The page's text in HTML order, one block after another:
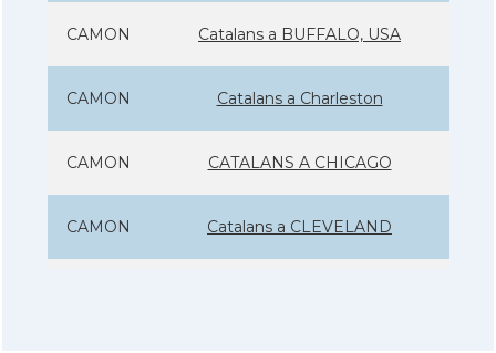
CAMON Catalans a BUFFALO, USA
CAMON Catalans a Charleston
CAMON CATALANS A CHICAGO
CAMON Catalans a CLEVELAND